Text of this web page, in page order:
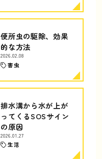
便所虫の駆除、効果
的な方法
2026.02.08
害虫
排水溝から水が上が
ってくるSOSサイン
の原因
2026.01.27
生活